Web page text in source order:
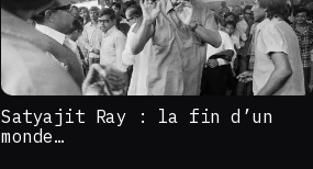
Satyajit Ray : la fin d’un
monde…